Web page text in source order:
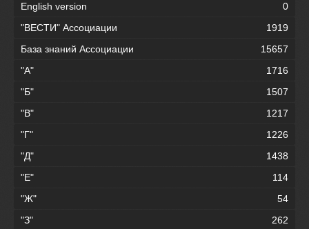
English version
0
"ВЕСТИ" Ассоциации
1919
База знаний Ассоциации
15657
"А"
1716
"Б"
1507
"В"
1217
"Г"
1226
"Д"
1438
"Е"
114
"Ж"
54
"З"
262